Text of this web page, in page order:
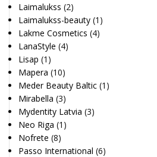
Laimalukss (2)
Laimalukss-beauty (1)
Lakme Cosmetics (4)
LanaStyle (4)
Lisap (1)
Mapera (10)
Meder Beauty Baltic (1)
Mirabella (3)
Mydentity Latvia (3)
Neo Riga (1)
Nofrete (8)
Passo International (6)